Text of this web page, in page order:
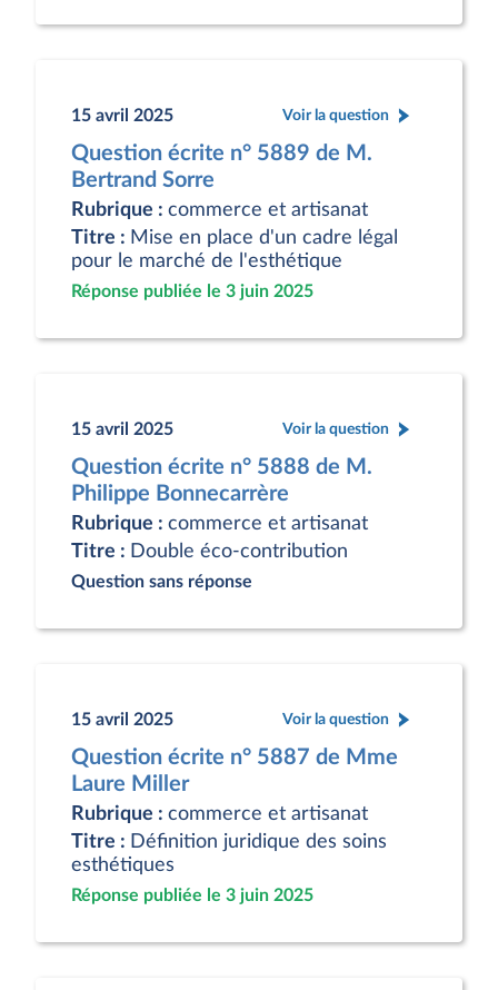
15 avril 2025 Voir la question
Question écrite n° 5889 de M.
Bertrand Sorre
Rubrique : commerce et artisanat
Titre : Mise en place d'un cadre légal
pour le marché de l'esthétique
Réponse publiée le 3 juin 2025
15 avril 2025 Voir la question
Question écrite n° 5888 de M.
Philippe Bonnecarrère
Rubrique : commerce et artisanat
Titre : Double éco-contribution
Question sans réponse
15 avril 2025 Voir la question
Question écrite n° 5887 de Mme
Laure Miller
Rubrique : commerce et artisanat
Titre : Définition juridique des soins
esthétiques
Réponse publiée le 3 juin 2025